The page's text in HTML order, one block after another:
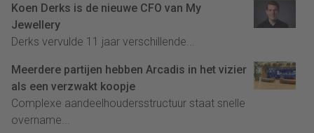
Koen Derks is de nieuwe CFO van My
Jewellery
Derks vervulde 11 jaar verschillende...
Meerdere partijen hebben Arcadis in het vizier
als een verzwakt koopje
Complexe aandeelhoudersstructuur staat snelle
overname...